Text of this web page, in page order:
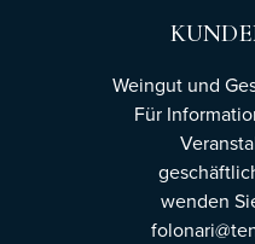
Weingut und
Für
wenden